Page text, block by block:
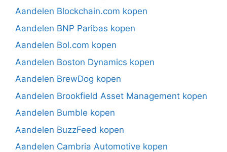
Aandelen Blockchain.com kopen
Aandelen BNP Paribas kopen
Aandelen Bol.com kopen
Aandelen Boston Dynamics kopen
Aandelen BrewDog kopen
Aandelen Brookfield Asset Management kopen
Aandelen Bumble kopen
Aandelen BuzzFeed kopen
Aandelen Cambria Automotive kopen